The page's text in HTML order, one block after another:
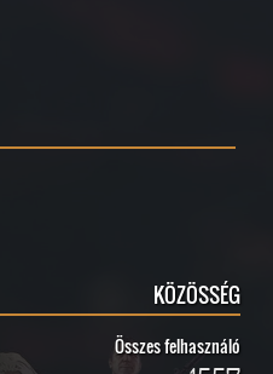
KÖZÖSSÉG
Összes felhasználó